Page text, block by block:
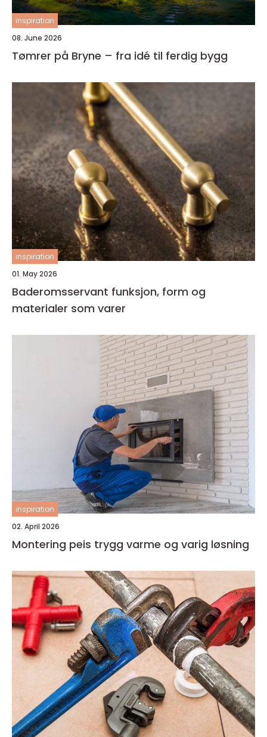
inspiration
08. June 2026
Tømrer på Bryne – fra idé til ferdig bygg
inspiration
01. May 2026
Baderomsservant funksjon, form og
materialer som varer
inspiration
02. April 2026
Montering peis trygg varme og varig løsning